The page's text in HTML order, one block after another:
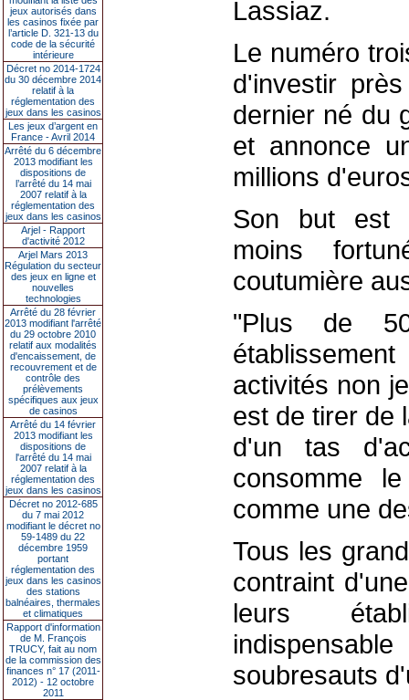
jeux autorisés dans
les casinos fixée par
l’article D. 321-13 du
code de la sécurité
intérieure
Décret no 2014-1724
du 30 décembre 2014
relatif à la
réglementation des
jeux dans les casinos
Les jeux d’argent en
France - Avril 2014
Arrêté du 6 décembre
2013 modifiant les
dispositions de
l’arrêté du 14 mai
2007 relatif à la
réglementation des
jeux dans les casinos
Arjel - Rapport
d'activité 2012
Arjel Mars 2013
Régulation du secteur
des jeux en ligne et
nouvelles
technologies
Arrêté du 28 février
2013 modifiant l'arrêté
du 29 octobre 2010
relatif aux modalités
d'encaissement, de
recouvrement et de
contrôle des
prélèvements
spécifiques aux jeux
de casinos
Arrêté du 14 février
2013 modifiant les
dispositions de
l'arrêté du 14 mai
2007 relatif à la
réglementation des
jeux dans les casinos
Décret no 2012-685
du 7 mai 2012
modifiant le décret no
59-1489 du 22
décembre 1959
portant
réglementation des
jeux dans les casinos
des stations
balnéaires, thermales
et climatiques
Rapport d'information
de M. François
TRUCY, fait au nom
de la commission des
finances n° 17 (2011-
2012) - 12 octobre
2011
Lassiaz.
Le numéro
d'investir
dernier né du
et annonce
millions
Son but est
moins
coutumière
"Plus de
activités non
est de tirer de
d'un tas
consomme
comme une
Tous les
contraint
leurs
soubresauts